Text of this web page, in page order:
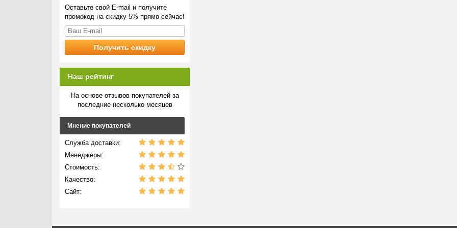
Оставьте свой E-mail и получите
промокод на скидку 5% прямо сейчас!
Наш рейтинг
На основе отзывов покупателей за
последние несколько месяцев
Мнение покупателей
Служба доставки:
Менеджеры:
Стоимость:
Качество:
Сайт: